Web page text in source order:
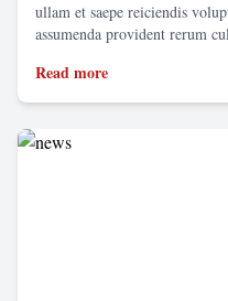
ullam et saepe reiciendis
assumenda provident rerum
Read more